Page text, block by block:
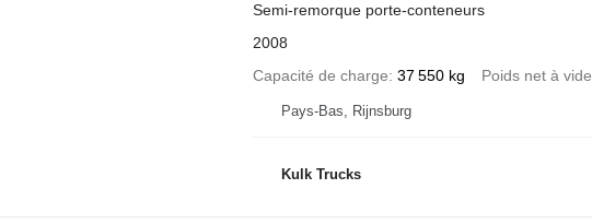
Semi-remorque porte-conteneurs
2008
Capacité de charge 37 550 kg Poids net à vide
Pays-Bas, Rijnsburg
Kulk Trucks